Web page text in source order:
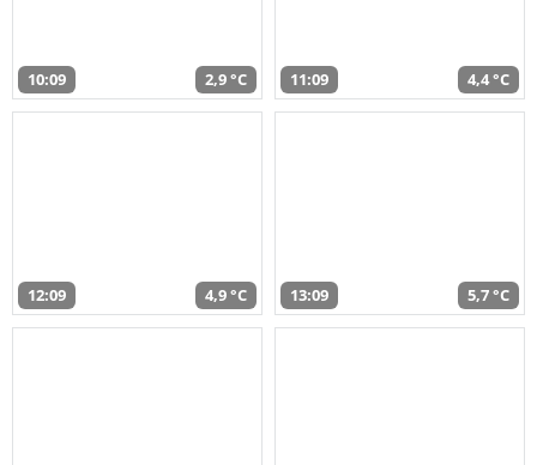
10:09 2,9 °C 11:09 4,4 °C
12:09 4,9 °C 13:09 5,7 °C